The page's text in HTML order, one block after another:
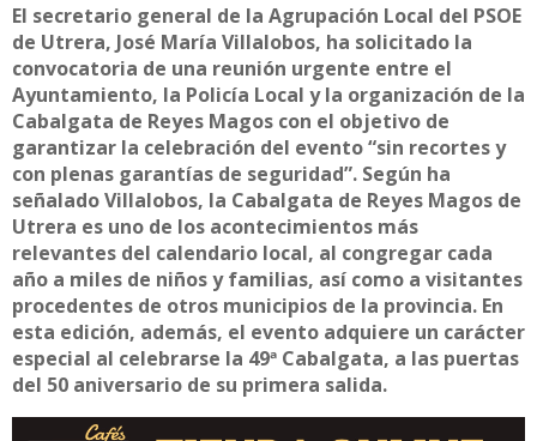
El secretario general de la Agrupación Local del PSOE
de Utrera, José María Villalobos, ha solicitado la
convocatoria de una reunión urgente entre el
Ayuntamiento, la Policía Local y la organización de la
Cabalgata de Reyes Magos con el objetivo de
garantizar la celebración del evento “sin recortes y
con plenas garantías de seguridad”. Según ha
señalado Villalobos, la Cabalgata de Reyes Magos de
Utrera es uno de los acontecimientos más
relevantes del calendario local, al congregar cada
año a miles de niños y familias, así como a visitantes
procedentes de otros municipios de la provincia. En
esta edición, además, el evento adquiere un carácter
especial al celebrarse la 49ª Cabalgata, a las puertas
del 50 aniversario de su primera salida.